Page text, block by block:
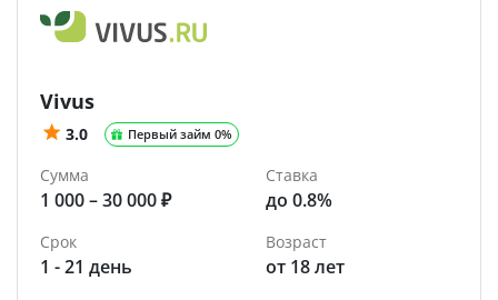
Vivus
3.0 Первый займ 0%
Сумма
1 000 – 30 000 ₽
Ставка
до 0.8%
Срок
1 - 21 день
Возраст
от 18 лет